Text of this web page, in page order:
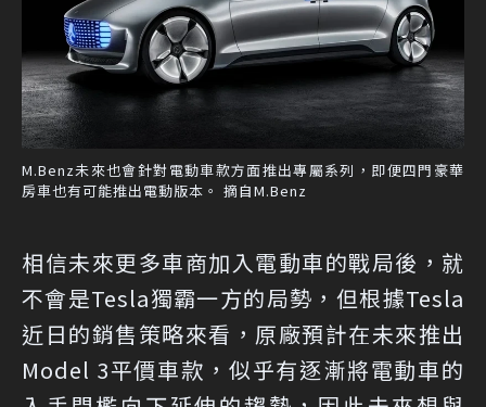
M.Benz未來也會針對電動車款方面推出專屬系列，即便四門豪華
房車也有可能推出電動版本。 摘自M.Benz
相信未來更多車商加入電動車的戰局後，就
不會是Tesla獨霸一方的局勢，但根據Tesla
近日的銷售策略來看，原廠預計在未來推出
Model 3平價車款，似乎有逐漸將電動車的